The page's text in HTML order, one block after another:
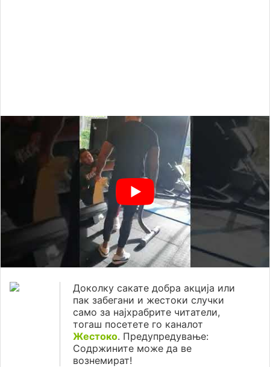
Доколку сакате добра акција или
пак забегани и жестоки случки
само за најхрабрите читатели,
тогаш посетете го каналот
Жестоко. Предупредување:
Содржините може да ве
вознемират!